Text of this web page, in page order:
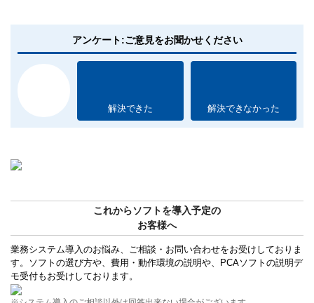
アンケート:ご意見をお聞かせください
解決できた 解決できなかった
これからソフトを導入予定の
お客様へ
業務システム導入のお悩み、ご相談・お問い合わせをお受けしておりま
す。ソフトの選び方や、費用・動作環境の説明や、PCAソフトの説明デ
モ受付もお受けしております。